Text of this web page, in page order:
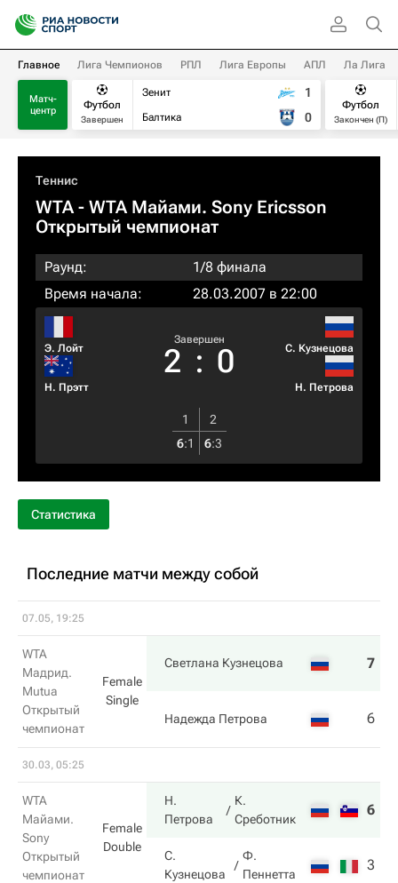
Главное Лига Чемпионов РПЛ Лига Европы АПЛ Ла Лига
Матч-
центр
Футбол
Завершен
Зенит
Балтика
1
0
Футбол
Закончен (П)
Теннис
WTA- WTA Майами. Sony Ericsson
Открытый чемпионат
Раунд:
1/8 финала
Время начала:
28.03.2007 в 22:00
Э. Лойт
Н. Прэтт
Завершен
2 : 0 С. Кузнецова
Н. Петрова
1
2
6:1 6:3
Статистика
Последние матчи между собой
07.05, 19:25
WTA
Мадрид.
Mutua
Открытый
чемпионат
Female
Single
Светлана Кузнецова 7
Надежда Петрова 6
30.03, 05:25
WTA
Майами.
Sony
Открытый
чемпионат
Female
Double
Н.
Петрова
К.
Среботник
6
С.
Кузнецова
Ф.
Пеннетта
3